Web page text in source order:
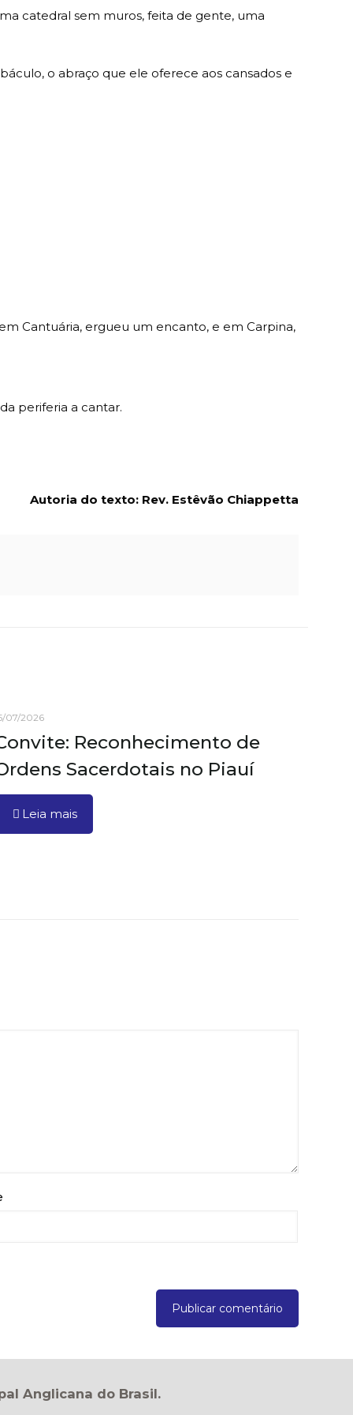
catedral sem muros, feita de gente, uma
o abraço que ele oferece aos cansados e
Cantuária, ergueu um encanto, e em Carpina,
periferia a cantar.
Autoria do texto: Rev. Estêvão Chiappetta
07/2026
Reconhecimento de
Sacerdotais no Piauí
Leia mais
Anglicana do Brasil.